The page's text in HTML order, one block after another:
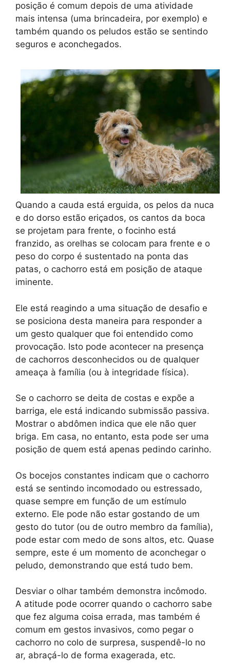
posição é comum depois de uma atividade
mais intensa (uma brincadeira, por exemplo) e
também quando os peludos estão se sentindo
seguros e aconchegados.
Quando a cauda está erguida, os pelos da nuca
e do dorso estão eriçados, os cantos da boca
se projetam para frente, o focinho está
franzido, as orelhas se colocam para frente e o
peso do corpo é sustentado na ponta das
patas, o cachorro está em posição de ataque
iminente.
Ele está reagindo a uma situação de desafio e
se posiciona desta maneira para responder a
um gesto qualquer que foi entendido como
provocação. Isto pode acontecer na presença
de cachorros desconhecidos ou de qualquer
ameaça à família (ou à integridade física).
Se o cachorro se deita de costas e expõe a
barriga, ele está indicando submissão passiva.
Mostrar o abdômen indica que ele não quer
briga. Em casa, no entanto, esta pode ser uma
posição de quem está apenas pedindo carinho.
Os bocejos constantes indicam que o cachorro
está se sentindo incomodado ou estressado,
quase sempre em função de um estímulo
externo. Ele pode não estar gostando de um
gesto do tutor (ou de outro membro da família),
pode estar com medo de sons altos, etc. Quase
sempre, este é um momento de aconchegar o
peludo, demonstrando que está tudo bem.
Desviar o olhar também demonstra incômodo.
A atitude pode ocorrer quando o cachorro sabe
que fez alguma coisa errada, mas também é
comum em gestos invasivos, como pegar o
cachorro no colo de surpresa, suspendê-lo no
ar, abraçá-lo de forma exagerada, etc.